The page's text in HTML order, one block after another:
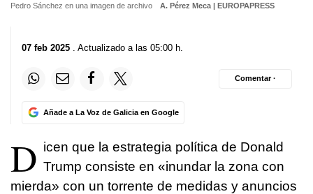
Pedro Sánchez en una imagen de archivo A. Pérez Meca | EUROPAPRESS
07 feb 2025 . Actualizado a las 05:00 h.
Añade a La Voz de Galicia en Google
Comentar ·
D icen que la estrategia política de Donald
Trump consiste en «inundar la zona con
mierda» con un torrente de medidas y anuncios